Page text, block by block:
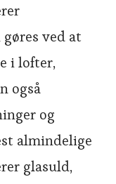
ved at
i lofter,
også
og
almindelige
glasuld,